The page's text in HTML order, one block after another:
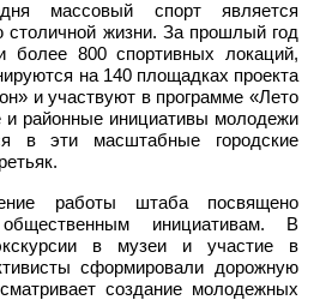
массовый спорт является
столичной жизни. За прошлый год
более 800 спортивных локаций,
на 140 площадках проекта
и участвуют в программе «Лето
районные инициативы молодежи
в эти масштабные городские
работы штаба посвящено
инициативам. В
в музеи и участие в
сформировали дорожную
создание молодежных